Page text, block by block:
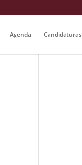
Agenda Candidaturas